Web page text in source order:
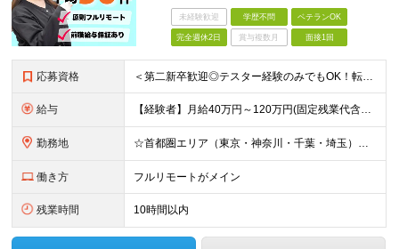
未経験歓迎 学歴不問 ベテランOK
完全週休2日 賞与複数月 面接1回
応募資格 ＜第二新卒歓迎◎テスター経験のみでもOK！転職回数不問＞ ■学歴不問 ■ブランクOK ■エンジニアとしての実務経験が1年以上ある方 └開発、インフラ、工程、言語は一切不問！ ※未経験も若干名募集して
給与 【経験者】月給40万円～120万円(固定残業代含む)+各種手当 ★前職給与の総収入額を100％保証｜還元率84％〜100％ ★20代の平均年収570万円 ※月給には、みなし残業手当(月30時間／5万
勤務地 ☆首都圏エリア（東京・神奈川・千葉・埼玉）・名古屋・大阪・福岡を中心とした全国各地のプロジェクト先に参画いただきます。 ※希望をヒアリングした上で決定します ☆全国各地からフルリモートOK 【本社】
働き方 フルリモートがメイン
残業時間 10時間以内